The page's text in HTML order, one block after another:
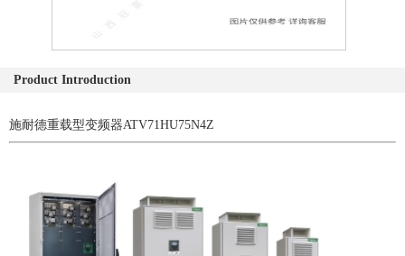
Product Introduction
施耐德重载型变频器ATV71HU75N4Z